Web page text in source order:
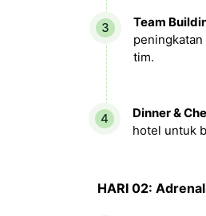
Team
tim.
Dinner &
hotel untuk
HARI 02: